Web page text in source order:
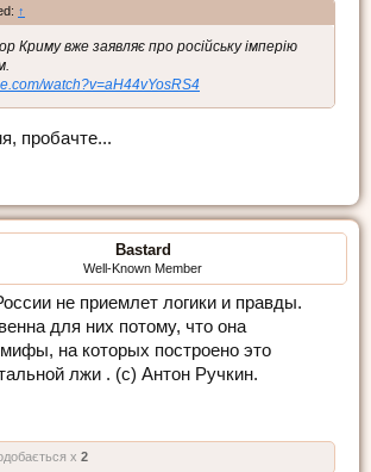
↑
Криму вже заявляє про російську імперію
watch?v=aH44vYosRS4
пробачте...
Bastard
Well-Known Member
не приемлет логики и правды.
для них потому, что она
на которых построено это
лжи . (с) Антон Ручкин.
x 2